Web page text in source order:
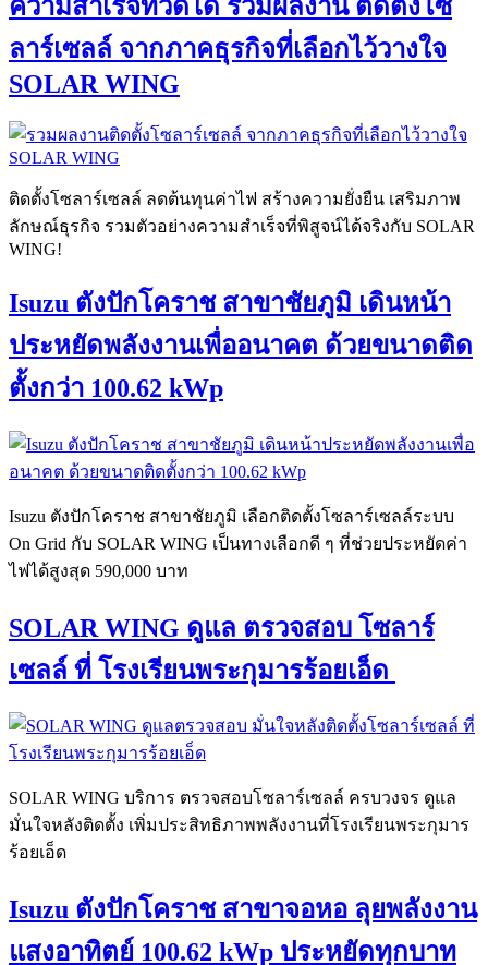
ความสำเร็จที่วัดได้ รวมผลงาน ติดตั้งโซ
ลาร์เซลล์ จากภาคธุรกิจที่เลือกไว้วางใจ
SOLAR WING
ติดตั้งโซลาร์เซลล์ ลดต้นทุนค่าไฟ สร้างความยั่งยืน เสริมภาพ
ลักษณ์ธุรกิจ รวมตัวอย่างความสำเร็จที่พิสูจน์ได้จริงกับ SOLAR
WING!
Isuzu ตังปักโคราช สาขาชัยภูมิ เดินหน้า
ประหยัดพลังงานเพื่ออนาคต ด้วยขนาดติด
ตั้งกว่า 100.62 kWp
Isuzu ตังปักโคราช สาขาชัยภูมิ เลือกติดตั้งโซลาร์เซลล์ระบบ
On Grid กับ SOLAR WING เป็นทางเลือกดี ๆ ที่ช่วยประหยัดค่า
ไฟได้สูงสุด 590,000 บาท
SOLAR WING ดูแล ตรวจสอบ โซลาร์
เซลล์ ที่ โรงเรียนพระกุมารร้อยเอ็ด
SOLAR WING บริการ ตรวจสอบโซลาร์เซลล์ ครบวงจร ดูแล
มั่นใจหลังติดตั้ง เพิ่มประสิทธิภาพพลังงานที่โรงเรียนพระกุมาร
ร้อยเอ็ด
Isuzu ตังปักโคราช สาขาจอหอ ลุยพลังงาน
แสงอาทิตย์ 100.62 kWp ประหยัดทุกบาท